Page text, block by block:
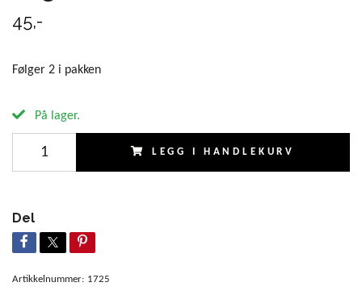
45,-
Følger 2 i pakken
På lager.
LEGG I HANDLEKURV
Del
Artikkelnummer: 1725